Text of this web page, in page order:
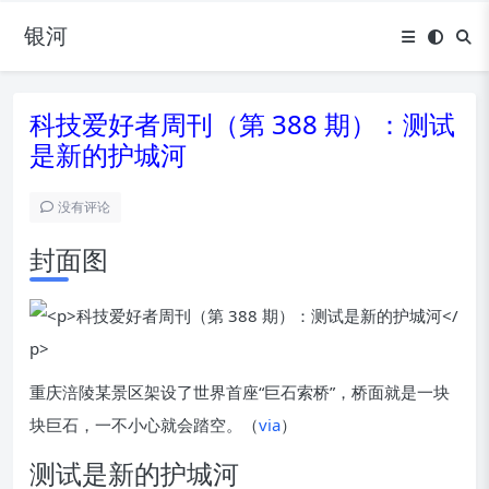
银河
科技爱好者周刊（第 388 期）：测试
是新的护城河
没有评论
封面图
重庆涪陵某景区架设了世界首座“巨石索桥”，桥面就是一块
块巨石，一不小心就会踏空。（via）
测试是新的护城河